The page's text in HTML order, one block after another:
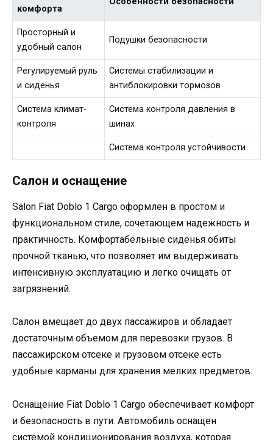
комфорта
Просторный и
удобный салон
Подушки безопасности
Регулируемый руль
и сиденья
Системы стабилизации и
антиблокировки тормозов
Система климат-
контроля
Система контроля давления в
шинах
Система контроля устойчивости
Салон и оснащение
Salon Fiat Doblo 1 Cargo оформлен в простом и
функциональном стиле, сочетающем надежность и
практичность. Комфортабельные сиденья обиты
прочной тканью, что позволяет им выдерживать
интенсивную эксплуатацию и легко очищать от
загрязнений.
Салон вмещает до двух пассажиров и обладает
достаточным объемом для перевозки грузов. В
пассажирском отсеке и грузовом отсеке есть
удобные карманы для хранения мелких предметов.
Оснащение Fiat Doblo 1 Cargo обеспечивает комфорт
и безопасность в пути. Автомобиль оснащен
системой кондиционирования воздуха, которая